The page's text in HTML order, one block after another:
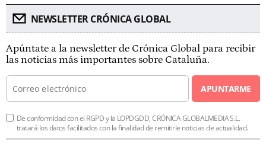
NEWSLETTER CRÓNICA GLOBAL
Apúntate a la newsletter de Crónica Global para recibir
las noticias más importantes sobre Cataluña.
APUNTARME
De conformidad con el RGPD y la LOPDGDD, CRÓNICA GLOBALMEDIA S.L.
tratará los datos facilitados con la finalidad de remitirle noticias de actualidad.